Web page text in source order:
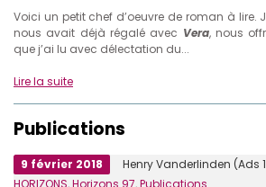
Voici un petit chef d’oeuvre de roman à lire.
nous avait déjà régalé avec Vera, nous
que j’ai lu avec délectation du...
Lire la suite
Publications
9 février 2018 Henry Vanderlinden (Ads
HORIZONS,Horizons 97,Publications